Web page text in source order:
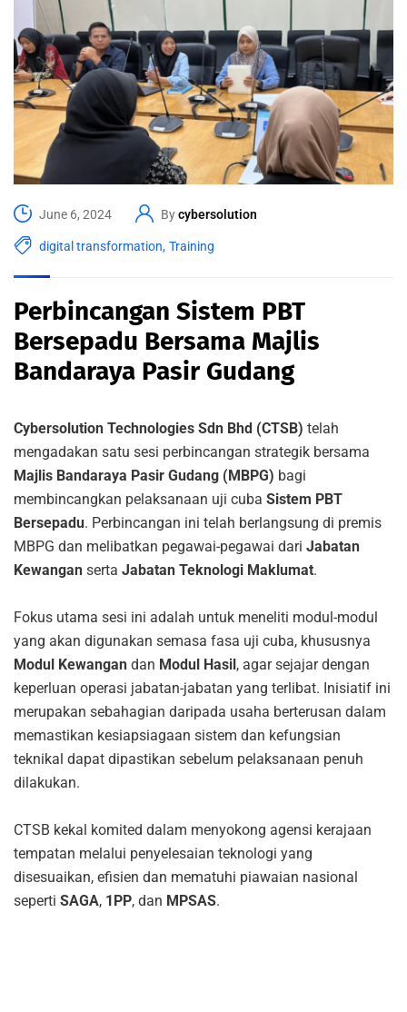
June 6, 2024 Bycybersolution
digital transformation, Training
Perbincangan Sistem PBT
Bersepadu Bersama Majlis
Bandaraya Pasir Gudang
Cybersolution Technologies Sdn Bhd (CTSB) telah
mengadakan satu sesi perbincangan strategik bersama
Majlis Bandaraya Pasir Gudang (MBPG) bagi
membincangkan pelaksanaan uji cuba Sistem PBT
Bersepadu. Perbincangan ini telah berlangsung di premis
MBPG dan melibatkan pegawai-pegawai dari Jabatan
Kewangan serta Jabatan Teknologi Maklumat.
Fokus utama sesi ini adalah untuk meneliti modul-modul
yang akan digunakan semasa fasa uji cuba, khususnya
Modul Kewangan dan Modul Hasil, agar sejajar dengan
keperluan operasi jabatan-jabatan yang terlibat. Inisiatif ini
merupakan sebahagian daripada usaha berterusan dalam
memastikan kesiapsiagaan sistem dan kefungsian
teknikal dapat dipastikan sebelum pelaksanaan penuh
dilakukan.
CTSB kekal komited dalam menyokong agensi kerajaan
tempatan melalui penyelesaian teknologi yang
disesuaikan, efisien dan mematuhi piawaian nasional
seperti SAGA, 1PP, dan MPSAS.